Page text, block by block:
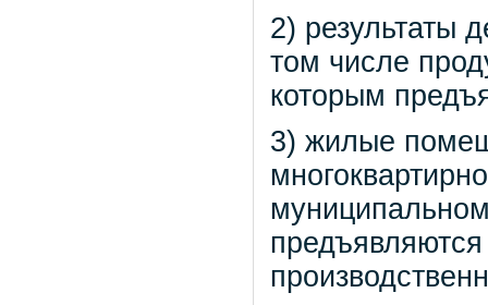
2) результаты
том числе
которым
3) жилые